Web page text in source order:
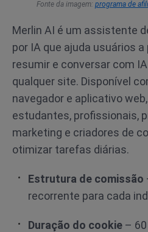
Fonte da imagem: programa de
Merlin AI é um assistente
por IA que ajuda usuários
resumir e conversar com
qualquer site. Disponível
navegador e aplicativo
estudantes, profissionais,
marketing e criadores de
otimizar tarefas diárias.
Estrutura de comissão
recorrente para cada
Duração do cookie –